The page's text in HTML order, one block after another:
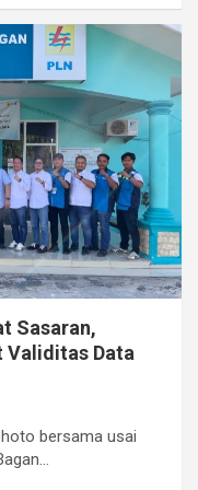
Sasaran,
Validitas Data
bersama usai